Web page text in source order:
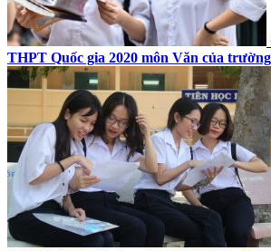
THPT Quốc gia 2020 môn Văn của